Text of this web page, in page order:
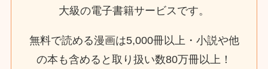
大級の電子書籍サービスです。
無料で読める漫画は5,000冊以上・小説や他
の本も含めると取り扱い数80万冊以上！